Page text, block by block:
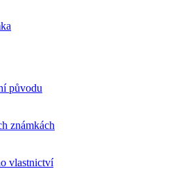
původu
známkách
vlastnictví